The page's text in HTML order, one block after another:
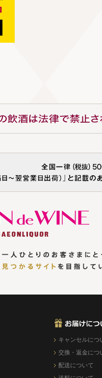
キャンセルにつ
交換・返金につ
配送について